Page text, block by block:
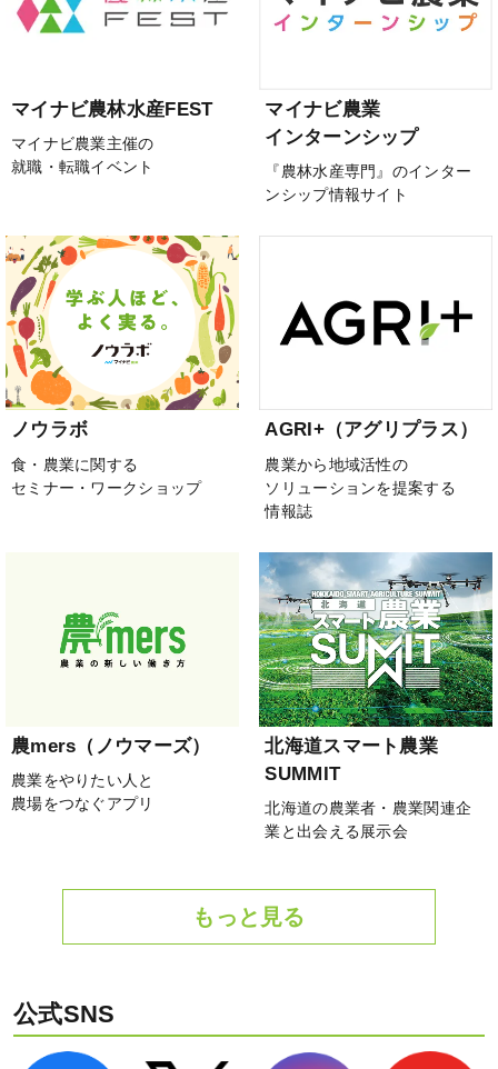
マイナビ農林水産FEST
マイナビ農業主催の
就職・転職イベント
マイナビ農業
インターンシップ
『農林水産専門』のインター
ンシップ情報サイト
ノウラボ
食・農業に関する
セミナー・ワークショップ
AGRI+（アグリプラス）
農業から地域活性の
ソリューションを提案する
情報誌
農mers（ノウマーズ）
農業をやりたい人と
農場をつなぐアプリ
北海道スマート農業
SUMMIT
北海道の農業者・農業関連企
業と出会える展示会
もっと見る
公式SNS